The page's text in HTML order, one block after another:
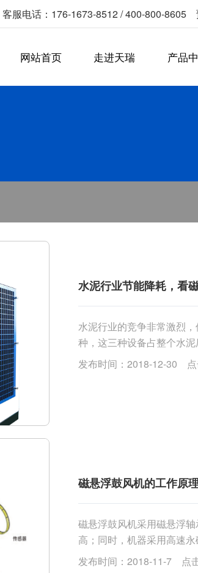
客服电话：176-1673-8512 / 400-800-8605
网站首页 走进天瑞 产品
水泥行业节能降耗，看
水泥行业的竞争非常激烈
种，这三种设备占整个水
量占到水泥厂总装机容量的
发布时间：2018-12-30 点
磁悬浮鼓风机的工作原
磁悬浮鼓风机采用磁悬浮
高；同时，机器采用高速
发布时间：2018-11-7 点